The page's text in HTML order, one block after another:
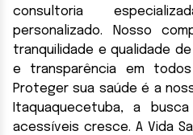
consultoria
personalizado. Nosso
tranquilidade e qualidade
e transparência em
Proteger sua saúde é a
Itaquaquecetuba, a
acessíveis cresce. A Vida